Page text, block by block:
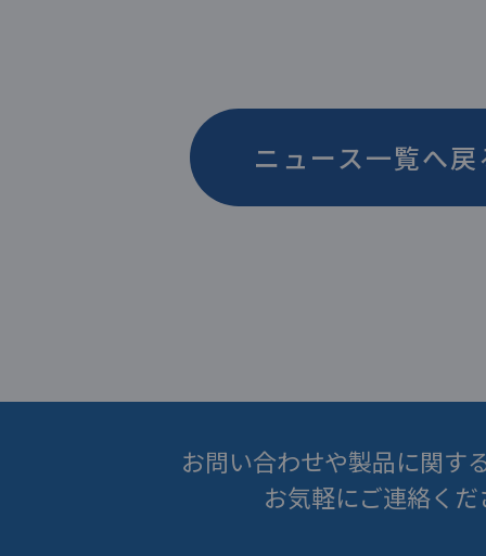
ニュース一覧へ戻
お問い合わせや製品に関す
お気軽にご連絡く